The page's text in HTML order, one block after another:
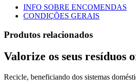
INFO SOBRE ENCOMENDAS
CONDIÇÕES GERAIS
Produtos relacionados
Valorize os seus resíduos
Recicle, beneficiando dos sistemas